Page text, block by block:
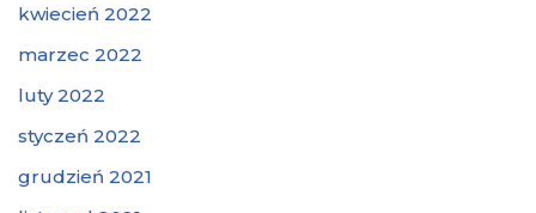
kwiecień 2022
marzec 2022
luty 2022
styczeń 2022
grudzień 2021